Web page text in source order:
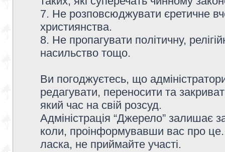
7. Не розповсюджувати єретичне
християнства.
8. Не пропагувати політичну,
насильство тощо.
Ви погоджуєтесь, що
редагувати, переносити та
який час на свій розсуд.
Адміністрація “Джерело” залишає
коли, проінформувавши вас про
ласка, не приймайте участі.